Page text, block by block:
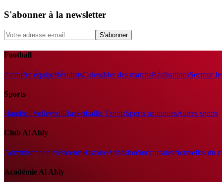
S'abonner à la newsletter
S'abonner
Football
Première équipeRésultatsCalendrier des matchsRéalisationsSecteur
Sports
HandballVolleyballBasketballle TennisSports nautiquesAutres sports
Club Al Ahly
AdministrationPrésidentsHistoireAdhésionSuccursalesNouvelles du
Académie Al Ahly